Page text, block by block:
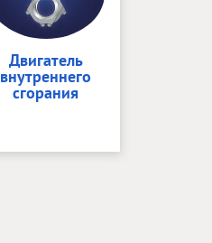
Двигатель
внутреннего
сгорания